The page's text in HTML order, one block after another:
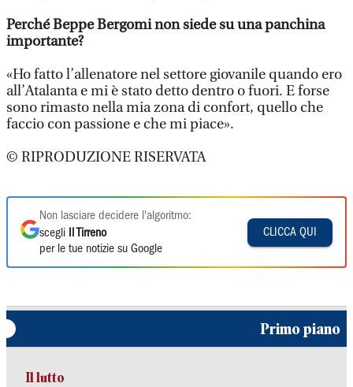
Perché Beppe Bergomi non siede su una panchina
importante?
«Ho fatto l’allenatore nel settore giovanile quando ero
all’Atalanta e mi è stato detto dentro o fuori. E forse
sono rimasto nella mia zona di confort, quello che
faccio con passione e che mi piace».
© RIPRODUZIONE RISERVATA
Non lasciare decidere l'algoritmo:
scegli
Il Tirreno
per le tue notizie su Google
CLICCA QUI
Primo piano
Il lutto